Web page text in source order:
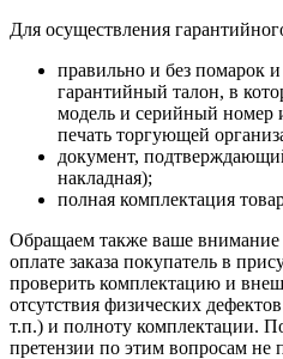
Для осуществления
правильно и без помарок
гарантийный талон, в
модель и серийный номер
печать торгующей
документ,
накладная);
полная комплектация
Обращаем также ваше внимание
оплате заказа покупатель в
проверить комплектацию и
отсутствия физических
т.п.) и полноту комплектации.
претензии по этим вопросам не